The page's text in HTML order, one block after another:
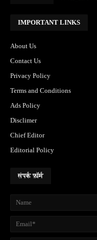
IMPORTANT LINKS
About Us
Contact Us
Privacy Policy
Terms and Conditions
Ads Policy
Disclimer
Chief Editor
Editorial Policy
संपर्क फ़ॉर्म